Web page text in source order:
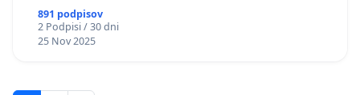
891 podpisov
2 Podpisi / 30 dni
25 Nov 2025